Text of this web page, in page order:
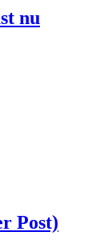
nu
Post)